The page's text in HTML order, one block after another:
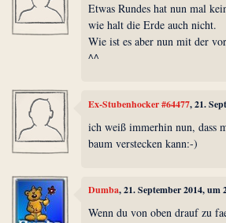
Etwas Rundes hat nun mal
wie halt die Erde auch nicht.
Wie ist es aber nun mit der
^^
Ex-Stubenhocker #64477, 21.
ich weiß immerhin nun, dass
baum verstecken kann:-)
Dumba, 21. September 2014, um
Wenn du von oben drauf zu